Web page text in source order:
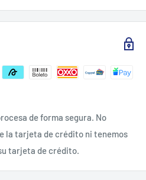
de forma segura. No
la tarjeta de crédito ni tenemos
tarjeta de crédito.